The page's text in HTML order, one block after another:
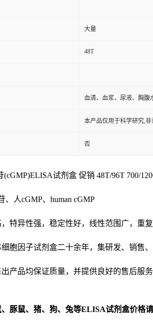
大量
48T
血清、血浆、尿液、胸腹
本产品仅用于科学研究,
否
(cGMP)ELISA试剂盒 促销 48T/96T 700/
、人cGMP、human cGMP
特异性强，稳定性好，线性范围广，重
胞因子试剂盒二十余年，集研发、销售
产品均保证质量，并提供良好的售后服
豚鼠、猪、狗、兔等ELISA试剂盒价格